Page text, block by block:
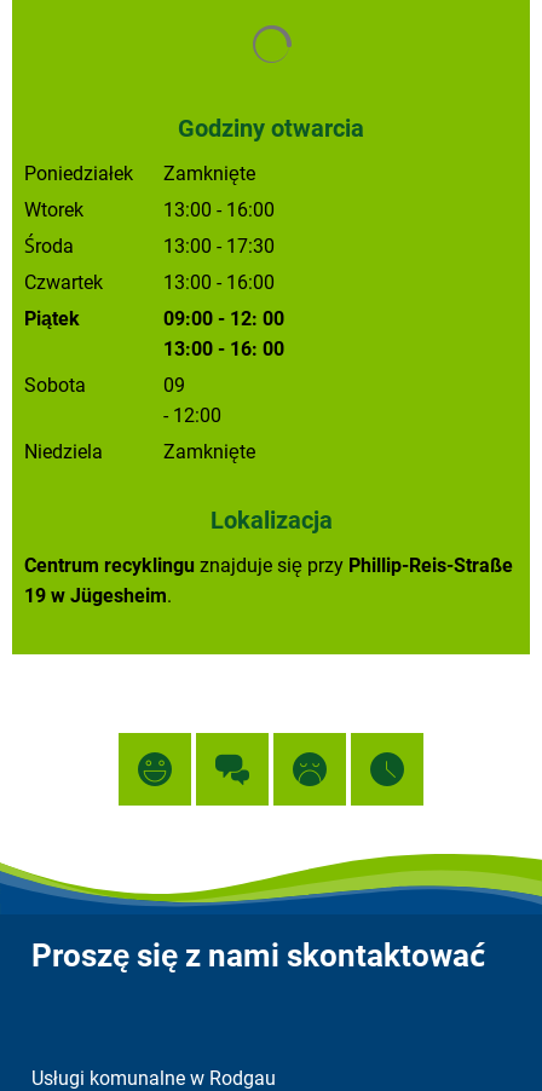
Godziny otwarcia
Poniedziałek
Zamknięte
Wtorek
13:00 - 16:00
Od 13:00 do 16:00
Środa 13:00 - 17:30
Od 13:00 do 17:30
Czwartek 13:00 - 16:00
Od 13:00 do 16:00
Piątek 09:00 - 12: 00
Od
09:00 do 12:00
13:00 - 16: 00
Od 13:00 do 16:00
Sobota
09
:00
- 12:00
Od 09:00 do 12:00
Niedziela Zamknięte
Lokalizacja
Centrum recyklingu znajduje się przy Phillip-Reis-Straße
19 w Jügesheim.
Proszę się z nami skontaktować
Usługi komunalne w Rodgau